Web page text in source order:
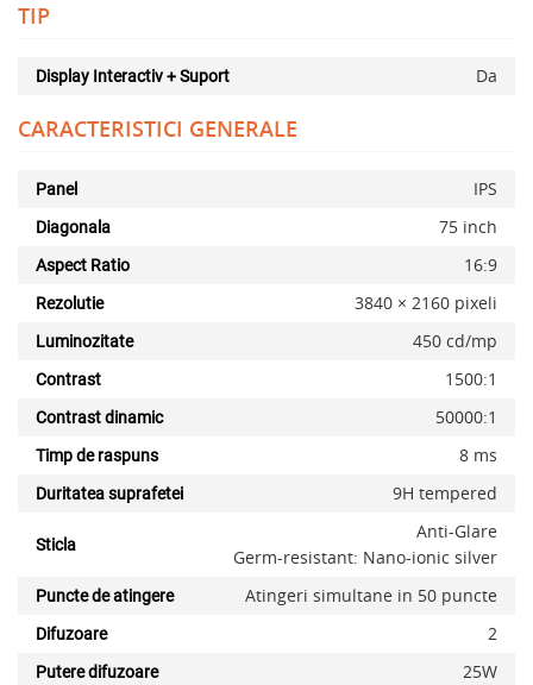
TIP
Display Interactiv + Suport Da
CARACTERISTICI GENERALE
Panel IPS
Diagonala 75 inch
Aspect Ratio 16:9
Rezolutie 3840 × 2160 pixeli
Luminozitate 450 cd/mp
Contrast 1500:1
Contrast dinamic 50000:1
Timp de raspuns 8 ms
Duritatea suprafetei 9H tempered
Sticla
Anti-Glare
Germ-resistant: Nano-ionic silver
Puncte de atingere Atingeri simultane in 50 puncte
Difuzoare 2
Putere difuzoare 25W